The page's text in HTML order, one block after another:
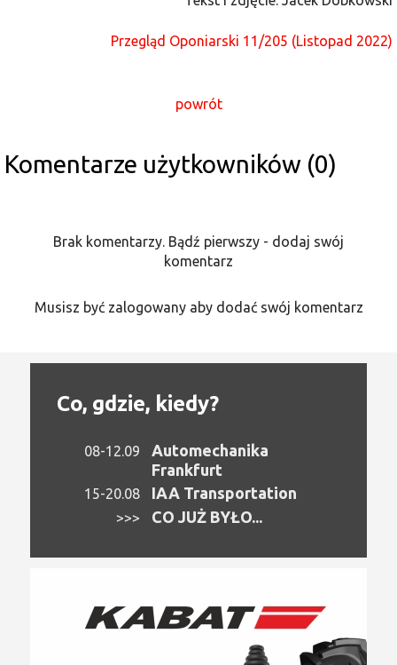
Przegląd Oponiarski 11/205 (Listopad 2022)
powrót
Komentarze użytkowników (0)
Brak komentarzy. Bądź pierwszy - dodaj swój
komentarz
Musisz być zalogowany aby dodać swój komentarz
Co, gdzie, kiedy?
08-12.09
Automechanika
Frankfurt
15-20.08 IAA Transportation
>>> CO JUŻ BYŁO...